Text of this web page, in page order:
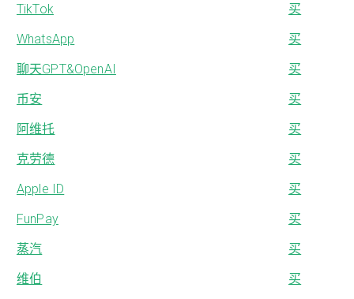
TikTok
买
WhatsApp
买
聊天GPT&OpenAI
买
币安
买
阿维托
买
克劳德
买
Apple ID
买
FunPay
买
蒸汽
买
维伯
买